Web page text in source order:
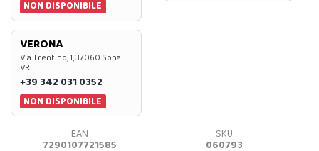
NON DISPONIBILE
VERONA
Via Trentino, 1, 37060 Sona
VR
+39 342 031 0352
NON DISPONIBILE
EAN
7290107721585
SKU
060793